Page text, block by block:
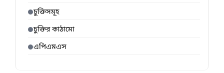
চুক্তিসমূহ
চুক্তির কাঠামো
এপিএমএস